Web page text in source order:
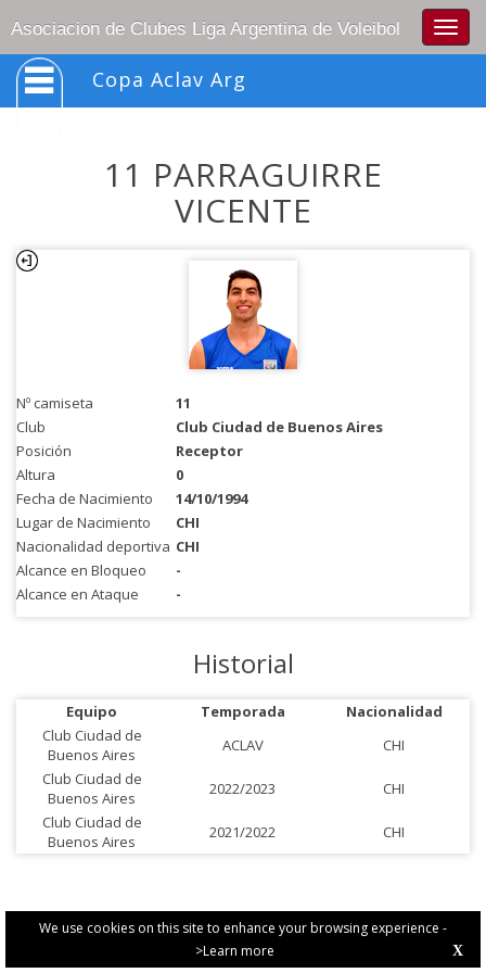
We use cookies on this site to enhance your browsing experience -
>Learn more
X
Asociacion de Clubes Liga Argentina de Voleibol
Copa Aclav Arg
11 PARRAGUIRRE
VICENTE
Nº camiseta
11
Club
Club Ciudad de Buenos Aires
Posición
Receptor
Altura
0
Fecha de Nacimiento
14/10/1994
Lugar de Nacimiento
CHI
Nacionalidad deportiva CHI
Alcance en Bloqueo
-
Alcance en Ataque
-
Historial
Equipo Temporada
Nacionalidad
Club Ciudad de
Buenos Aires
ACLAV
CHI
Club Ciudad de
Buenos Aires
2022/2023
CHI
Club Ciudad de
Buenos Aires
2021/2022 CHI